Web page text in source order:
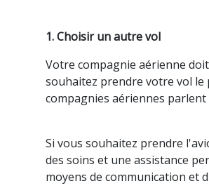
1. Choisir un autre vol
Votre compagnie aérienne
souhaitez prendre votre vol le
compagnies aériennes
Si vous souhaitez prendre
des soins et une assistance
moyens de communication et